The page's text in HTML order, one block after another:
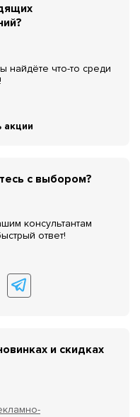
найдёте что-то среди
акции
с выбором?
консультантам
ответ!
и скидках